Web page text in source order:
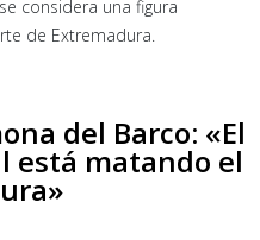
considera una figura
de Extremadura.
del Barco: «El
está matando el